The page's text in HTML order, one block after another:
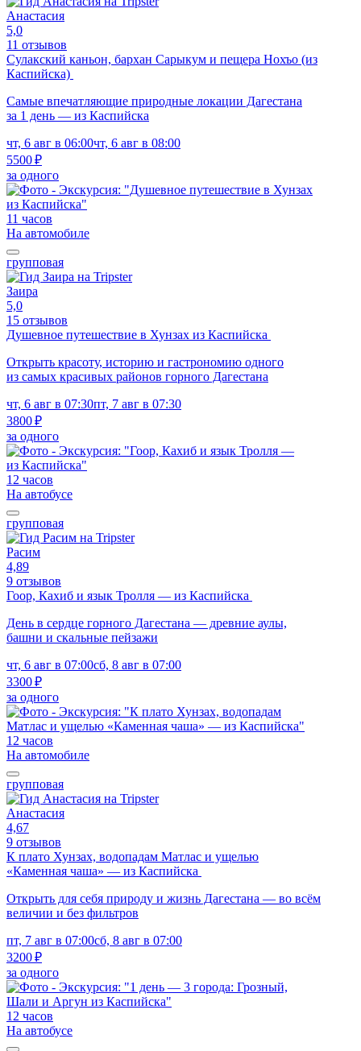
Анастасия
5,0
11 отзывов
Сулакский каньон, бархан Сарыкум и пещера Нохъо (из
Каспийска)
Самые впечатляющие природные локации Дагестана
за 1 день — из Каспийска
чт, 6 авг в 06:00чт, 6 авг в 08:00
5500 ₽
за одного
11 часов
На автомобиле
групповая
Заира
5,0
15 отзывов
Душевное путешествие в Хунзах из Каспийска
Открыть красоту, историю и гастрономию одного
из самых красивых районов горного Дагестана
чт, 6 авг в 07:30пт, 7 авг в 07:30
3800 ₽
за одного
12 часов
На автобусе
групповая
Расим
4,89
9 отзывов
Гоор, Кахиб и язык Тролля — из Каспийска
День в сердце горного Дагестана — древние аулы,
башни и скальные пейзажи
чт, 6 авг в 07:00сб, 8 авг в 07:00
3300 ₽
за одного
12 часов
На автомобиле
групповая
Анастасия
4,67
9 отзывов
К плато Хунзах, водопадам Матлас и ущелью
«Каменная чаша» — из Каспийска
Открыть для себя природу и жизнь Дагестана — во всём
величии и без фильтров
пт, 7 авг в 07:00сб, 8 авг в 07:00
3200 ₽
за одного
12 часов
На автобусе